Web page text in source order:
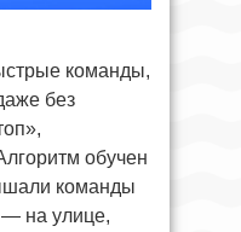
команды,
без
обучен
команды
на улице,